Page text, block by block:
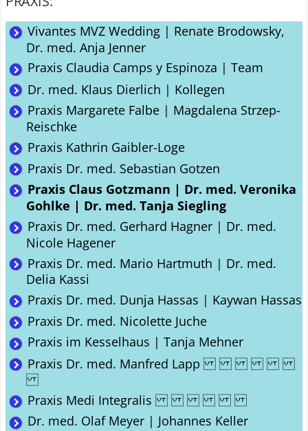
Vivantes MVZ Wedding | Renate Brodowsky,
Dr. med. Anja Jenner
Praxis Claudia Camps y Espinoza | Team
Dr. med. Klaus Dierlich | Kollegen
Praxis Margarete Falbe | Magdalena Strzep-
Reischke
Praxis Kathrin Gaibler-Loge
Praxis Dr. med. Sebastian Gotzen
Praxis Claus Gotzmann | Dr. med. Veronika
Gohlke | Dr. med. Tanja Siegling
Praxis Dr. med. Gerhard Hagner | Dr. med.
Nicole Hagener
Praxis Dr. med. Mario Hartmuth | Dr. med.
Delia Kassi
Praxis Dr. med. Dunja Hassas | Kaywan Hassas
Praxis Dr. med. Nicolette Juche
Praxis im Kesselhaus | Tanja Mehner
Praxis Dr. med. Manfred Lapp
Praxis Medi Integralis
Dr. med. Olaf Meyer | Johannes Keller